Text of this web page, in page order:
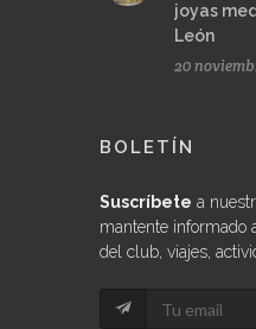
joyas
León
20
BOLETÍN
Suscríbete a
mantente informado
del club, viajes,